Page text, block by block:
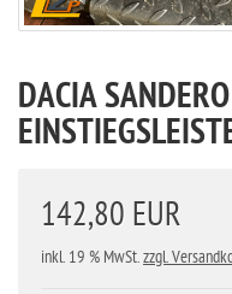
DACIA
142,80 EUR
inkl. 19 % MwSt.zzgl.